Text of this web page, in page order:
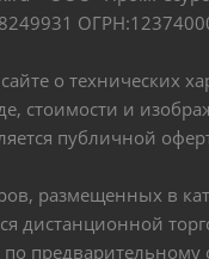
о технических
стоимости и
публичной
размещенных в
дистанционной
по предварительному